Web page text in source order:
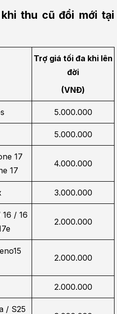
thu cũ đổi mới tại
Trợ giá tối đa khi lên
đời
(VNĐ)
5.000.000
5.000.000
17
17
4.000.000
3.000.000
/ 16
2.000.000
2.000.000
2.000.000
/ S25